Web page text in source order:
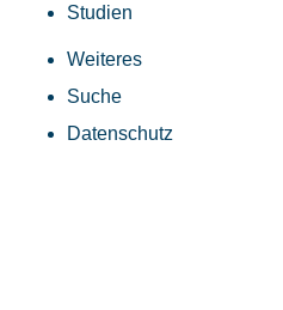
Studien
Weiteres
Suche
Datenschutz